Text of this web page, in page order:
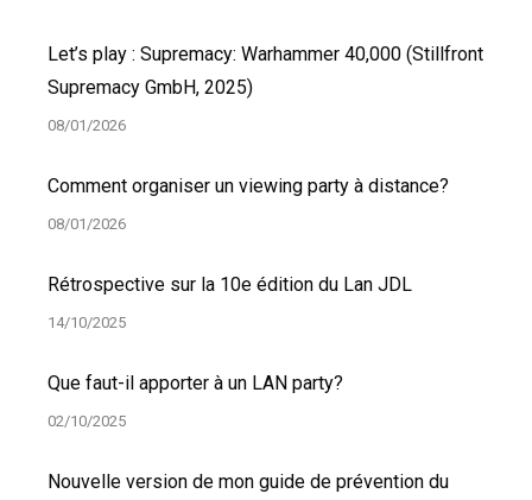
Let’s play : Supremacy: Warhammer 40,000 (Stillfront
Supremacy GmbH, 2025)
08/01/2026
Comment organiser un viewing party à distance?
08/01/2026
Rétrospective sur la 10e édition du Lan JDL
14/10/2025
Que faut-il apporter à un LAN party?
02/10/2025
Nouvelle version de mon guide de prévention du